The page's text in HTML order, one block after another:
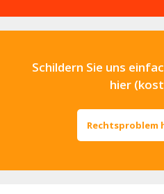
Schildern Sie uns
hier
Rechtsproblem